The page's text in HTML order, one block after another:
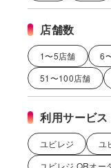
店舗数
1〜5店舗 6
51〜100店舗
利用サービス
ユビレジ
ユ